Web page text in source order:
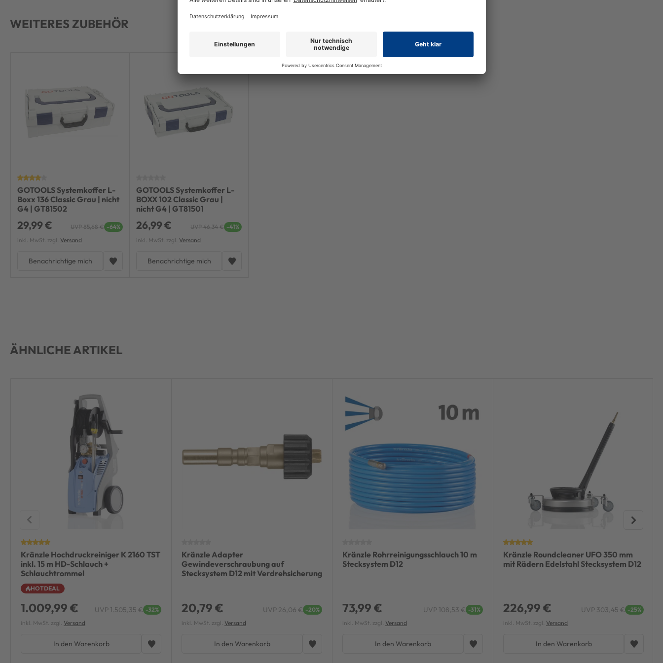
WEITERES ZUBEHÖR
GOTOOLS Systemkoffer L-
Boxx 136 Classic Grau | nicht
G4 | GT81502
29,99 € UVP 85,68 € -64%
inkl. MwSt. zzgl. Versand
Benachrichtige mich
GOTOOLS Systemkoffer L-
BOXX 102 Classic Grau |
nicht G4 | GT81501
26,99 € UVP 46,34 € -41%
inkl. MwSt. zzgl. Versand
Benachrichtige mich
ÄHNLICHE ARTIKEL
Kränzle Hochdruckreiniger K 2160 TST
inkl. 15 m HD-Schlauch +
Schlauchtrommel
HOTDEAL
1.009,99 € UVP 1.505,35 € -32%
inkl. MwSt. zzgl. Versand
In den Warenkorb
Kränzle Adapter
Gewindeverschraubung auf
Stecksystem D12 mit Verdrehsicherung
20,79 € UVP 26,06 € -20%
inkl. MwSt. zzgl. Versand
In den Warenkorb
Kränzle Rohrreinigungsschlauch 10 m
Stecksystem D12
73,99 € UVP 108,53 € -31%
inkl. MwSt. zzgl. Versand
In den Warenkorb
Kränzle Roundcleaner UFO 350 mm
mit Rädern Edelstahl Stecksystem D12
226,99 € UVP 303,45 € -25%
inkl. MwSt. zzgl. Versand
In den Warenkorb